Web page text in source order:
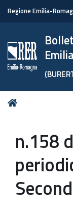
Regione Emilia-
Tu
n.158